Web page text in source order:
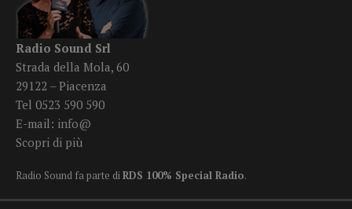
Radio Sound Srl
Strada della Mola, 60
29122 – Piacenza
Tel 0523 590 590
E-mail: info@
Scopri di più
Radio Sound fa parte di RDS 100% Special Radio.